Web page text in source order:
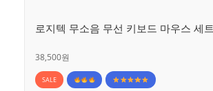
로지텍 무소음 무선 키보드 마우스 세트
38,500원
SALE